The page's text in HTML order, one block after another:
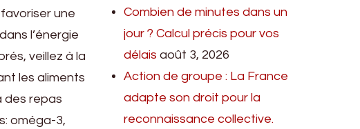
une
l’énergie
veillez à la
les aliments
des repas
oméga-3,
Combien de minutes dans un
jour ? Calcul précis pour vos
délais août 3, 2026
Action de groupe : La France
adapte son droit pour la
reconnaissance collective.